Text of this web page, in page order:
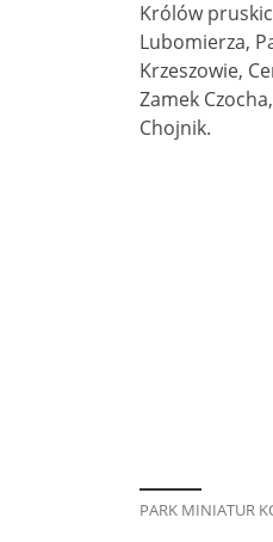
Królów
Lubomierza,
Krzeszowie,
Zamek
Chojnik.
PARK MINIATUR